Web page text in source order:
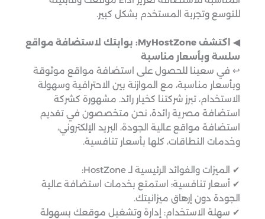
للتوسع وتجربة المستخدم بشكل كبير.
◀︎ اكتشف MyHostZone: بوابتك لاستضافة مواقع
سلسة وبأسعار مناسبة
↩︎ في سعينا للحصول على استضافة مواقع موثوقة
وبأسعار مناسبة، مع الموازنة بين الاحترافية وسهولة
الاستخدام، تبرز شركتنا كخيار رائد. مشهورة كشركة
استضافة مصرية رائدة، نحن متخصصون في تقديم
استضافة مواقع عالية الجودة، البريد الإلكتروني،
وخدمات النطاقات، كلها بأسعار تنافسية.
✔ الميزات والفوائد الرئيسية لـ HostZone:
✔ أسعار تنافسية: استمتع بخدمات استضافة عالية
الجودة دون إرهاق ميزانيتك.
✔ سهلة الاستخدام: إدارة وتشغيل موقعك بسهولة